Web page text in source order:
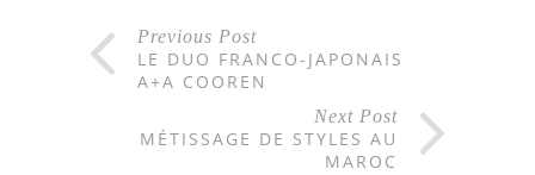
Previous Post
LE DUO FRANCO-JAPONAIS
A+A COOREN
Next Post
MÉTISSAGE DE STYLES AU
MAROC